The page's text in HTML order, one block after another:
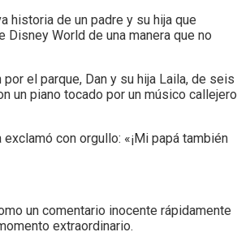
historia de un padre y su hija que
Disney World de una manera que no
el parque, Dan y su hija Laila, de seis
un piano tocado por un músico callejero
con orgullo: «¡Mi papá también
un comentario inocente rápidamente
extraordinario.